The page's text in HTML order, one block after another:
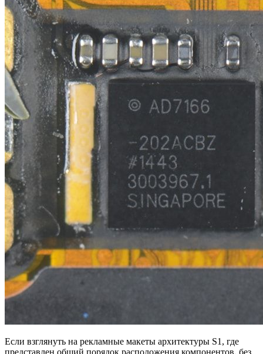
Если взглянуть на рекламные макеты архитектуры S1, где
представлен общий порядок расположения компонентов, без